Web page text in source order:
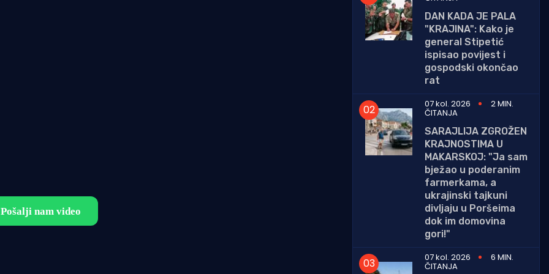
DAN KADA JE PALA
"KRAJINA": Kako je
general Stipetić
ispisao povijest i
gospodski okončao
rat
07 kol. 2026
2 MIN.
ČITANJA
SARAJLIJA ZGROŽEN
KRAJNOSTIMA U
MAKARSKOJ: "Ja sam
bježao u poderanim
farmerkama, a
ukrajinski tajkuni
divljaju u Poršeima
dok im domovina
gori!"
07 kol. 2026
6 MIN.
ČITANJA